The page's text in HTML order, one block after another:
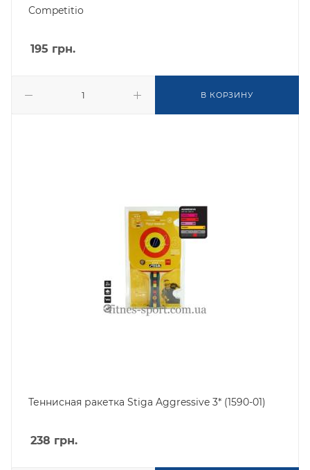
Competitio
195 грн.
В КОРЗИНУ
Теннисная ракетка Stiga Aggressive 3* (1590-01)
238 грн.